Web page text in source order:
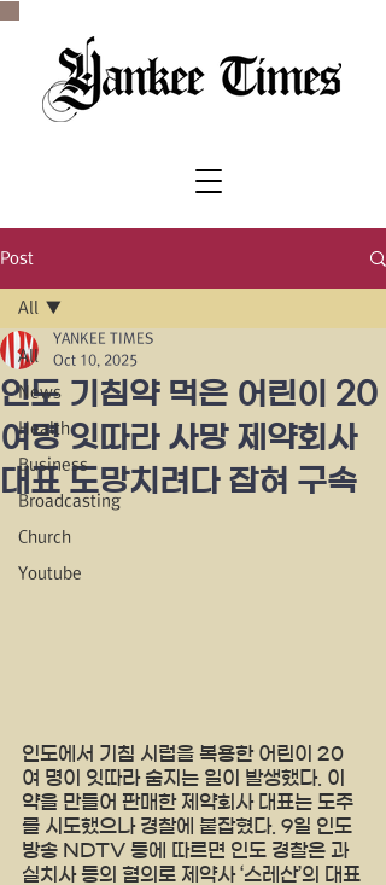
Post
All
News
Health
Business
Broadcasting
Church
Youtube
All
인도 기침약 먹은 어린이 20
여명 잇따라 사망 제약회사
대표 도망치려다 잡혀 구속
YANKEE TIMES
Oct 10, 2025
인도에서 기침 시럽을 복용한 어린이 20
여 명이 잇따라 숨지는 일이 발생했다. 이
약을 만들어 판매한 제약회사 대표는 도주
를 시도했으나 경찰에 붙잡혔다. 9일 인도
방송 NDTV 등에 따르면 인도 경찰은 과
실치사 등의 혐의로 제약사 ‘스레산’의 대표